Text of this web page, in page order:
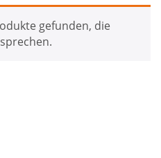
€
gefunden, die